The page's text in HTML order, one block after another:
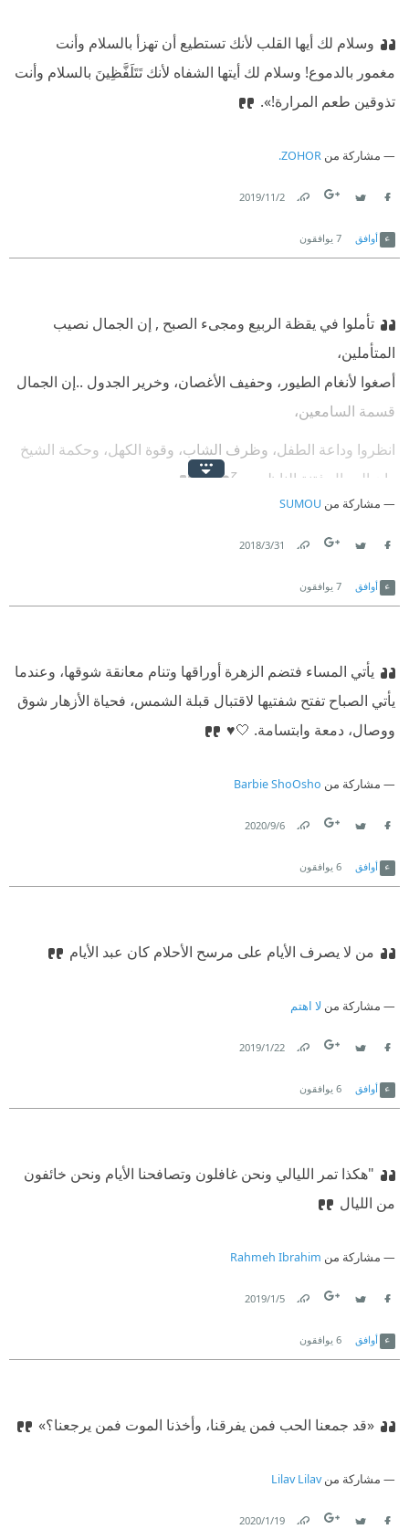
وسلام لك أيها القلب لأنك تستطيع أن تهزأ بالسلام وأنت
مغمور بالدموع! وسلام لك أيتها الشفاه لأنك تَتَلَفَّظِينَ بالسلام وأنت
تذوقين طعم المرارة!».
مشاركة من ZOHOR.
2‏/11‏/2019
أوافق 7 يوافقون
تأملوا في يقظة الربيع ومجىء الصبح , إن الجمال نصيب
المتأملين،
أصغوا لأنغام الطيور، وحفيف الأغصان، وخرير الجدول ..إن الجمال
قسمة السامعين،
انظروا وداعة الطفل، وظرف الشاب، وقوة الكهل، وحكمة الشيخ
..إن الجمال فتنة الناظرين .ζ❤️🌸
مشاركة من SUMOU
31‏/3‏/2018
أوافق 7 يوافقون
يأتي المساء فتضم الزهرة أوراقها وتنام معانقة شوقها، وعندما
يأتي الصباح تفتح شفتيها لاقتبال قبلة الشمس، فحياة الأزهار شوق
ووصال، دمعة وابتسامة. 🤍♥️
مشاركة من Barbie ShoOsho
6‏/9‏/2020
أوافق 6 يوافقون
من لا يصرف الأيام على مرسح الأحلام كان عبد الأيام
مشاركة من لا اهتم
22‏/1‏/2019
أوافق 6 يوافقون
"هكذا تمر الليالي ونحن غافلون وتصافحنا الأيام ونحن خائفون
من الليال
مشاركة من Rahmeh Ibrahim
5‏/1‏/2019
أوافق 6 يوافقون
«قد جمعنا الحب فمن يفرقنا، وأخذنا الموت فمن يرجعنا؟»
مشاركة منLilav Lilav
19‏/1‏/2020